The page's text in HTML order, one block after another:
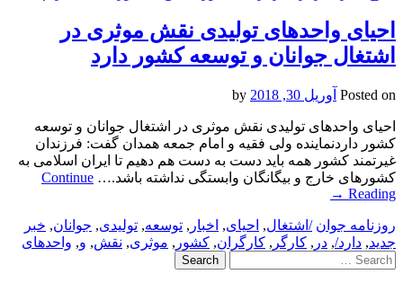
احیای واحدهای تولیدی نقش موثری در
اشتغال جوانان و توسعه کشور دارد
Posted on آوریل 30, 2018
احیای واحدهای تولیدی نقش موثری در اشتغال جوانان و توسعه
کشور داردنماینده ولی فقیه و امام جمعه همدان گفت: فرزندان
غیرتمند کشور همه باید دست به دست هم دهیم تا ایران اسلامی به
کشورهای خارج و بیگانگان وابستگی نداشته باشد.… Continue
Reading
→
روزنامه جوان /اشتغال, احیای, اخبار , توسعه, تولیدی, جوانان, خبر
جدید, دارد/, در , کارگر , کارگران, کشور , موثری, نقش, و, واحدهای
Search
for: